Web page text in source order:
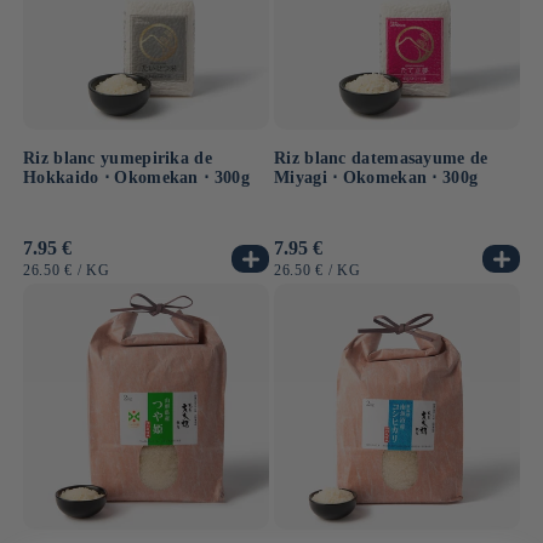
Riz blanc yumepirika de
Hokkaido ⋅ Okomekan ⋅ 300g
Prix
habituel
7.95 €
PRIX
26.50 € / PAR
KG
Riz blanc datemasayume de
Miyagi ⋅ Okomekan ⋅ 300g
Prix
habituel
7.95 €
PRIX
26.50 € / PAR
KG